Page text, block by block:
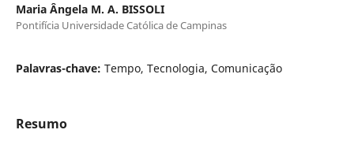
Maria Ângela M. A. BISSOLI
Pontifícia Universidade Católica de Campinas
Palavras-chave: Tempo, Tecnologia, Comunicação
Resumo